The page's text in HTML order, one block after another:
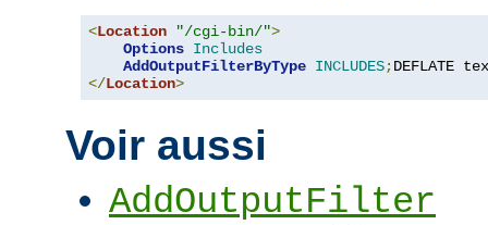
<Location "/cgi-bin/">
Options Includes
AddOutputFilterByType INCLUDES;DEFLATE
</Location>
Voir aussi
AddOutputFilter